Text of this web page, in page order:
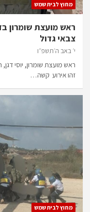
מחוץ לבית שמש
ראש מועצת שומרון
צבאי גדול
י׳ באב ה׳תשפ״ו
ראש מועצת שומרון, יוסי
זהו אירוע קשה…
מחוץ לבית שמש